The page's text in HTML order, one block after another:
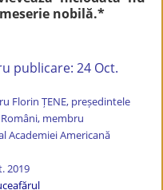
nobilă.*
publicare: 24 Oct.
Florin ȚENE, președintele
membru
Academiei Americană
2019